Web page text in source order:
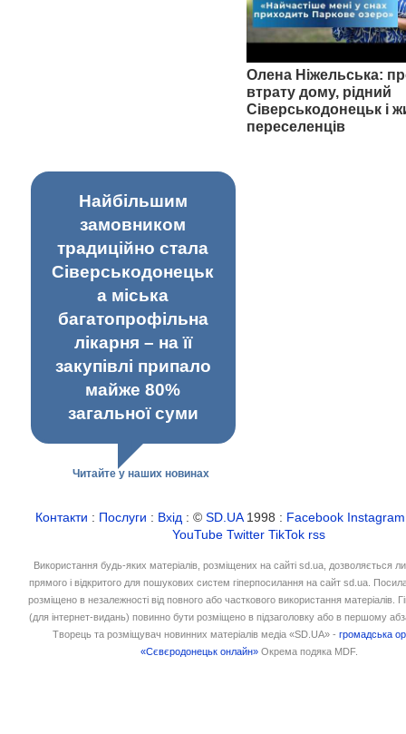
Олена Ніжельська:
втрату дому, рідний
Сіверськодонецьк і
переселенців
Найбільшим
замовником
традиційно стала
Сіверськодонецьк
а міська
багатопрофільна
лікарня – на її
закупівлі припало
майже 80%
загальної суми
Читайте у наших новинах
Контакти : Послуги : Вхід : ©SD.UA1998 : Facebook Instagram
YouTube Twitter TikTok rss
Використання будь-яких матеріалів, розміщених на сайті sd.ua, дозволяється
прямого і відкритого для пошукових систем гіперпосилання на сайт sd.ua.
розміщено в незалежності від повного або часткового використання матеріалів.
(для інтернет-видань) повинно бути розміщено в підзаголовку або в першому
Творець та розміщувач новинних матеріалів медіа «SD.UA» -громадська
«Сєвєродонецьк онлайн» Окрема подяка MDF.